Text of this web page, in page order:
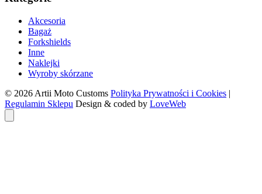
Akcesoria
Bagaż
Forkshields
Inne
Naklejki
Wyroby skórzane
© 2026 Artii Moto Customs Polityka Prywatności i Cookies |
Regulamin Sklepu Design & coded by LoveWeb